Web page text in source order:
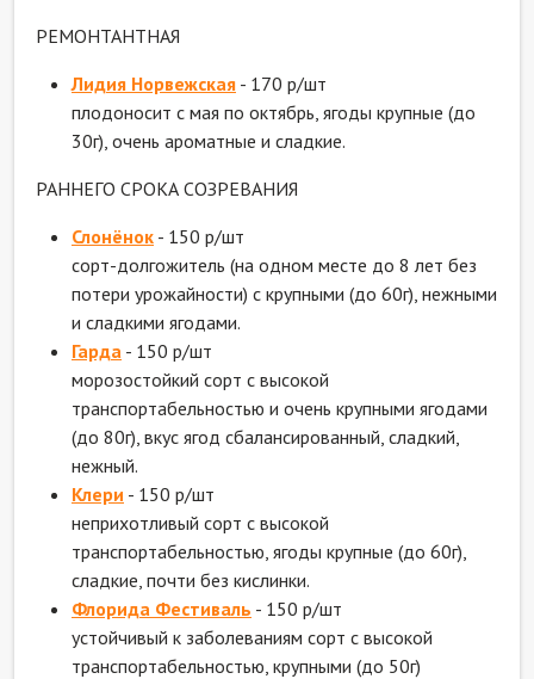
РЕМОНТАНТНАЯ
Лидия Норвежская - 170 р/шт
плодоносит с мая по октябрь, ягоды крупные (до
30г), очень ароматные и сладкие.
РАННЕГО СРОКА СОЗРЕВАНИЯ
Слонёнок - 150 р/шт
сорт-долгожитель (на одном месте до 8 лет без
потери урожайности) с крупными (до 60г), нежными
и сладкими ягодами.
Гарда - 150 р/шт
морозостойкий сорт с высокой
транспортабельностью и очень крупными ягодами
(до 80г), вкус ягод сбалансированный, сладкий,
нежный.
Клери - 150 р/шт
неприхотливый сорт с высокой
транспортабельностью, ягоды крупные (до 60г),
сладкие, почти без кислинки.
Флорида Фестиваль - 150 р/шт
устойчивый к заболеваниям сорт с высокой
транспортабельностью, крупными (до 50г)